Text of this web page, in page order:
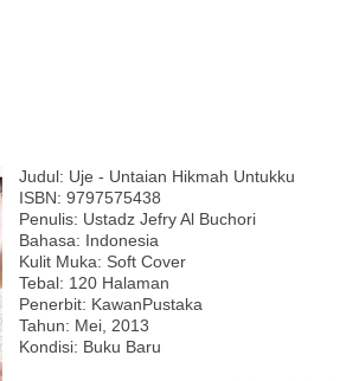
Judul: Uje - Untaian Hikmah Untukku
ISBN: 9797575438
Penulis: Ustadz Jefry Al Buchori
Bahasa: Indonesia
Kulit Muka: Soft Cover
Tebal: 120 Halaman
Penerbit: KawanPustaka
Tahun: Mei, 2013
Kondisi: Buku Baru